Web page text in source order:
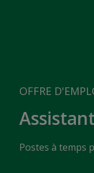
OFFRE
Postes à temps